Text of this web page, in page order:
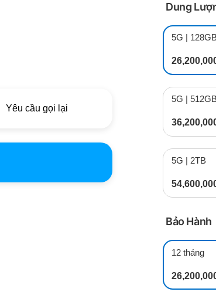
Yêu cầu gọi lại
Dung
5G |
5G |
5G | 2TB
Bảo Hành
12 tháng